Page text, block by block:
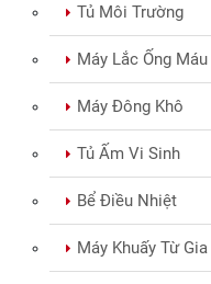
Tủ Môi Trường
Máy Lắc Ống Máu
Máy Đông Khô
Tủ Ấm Vi Sinh
Bể Điều Nhiệt
Máy Khuấy Từ